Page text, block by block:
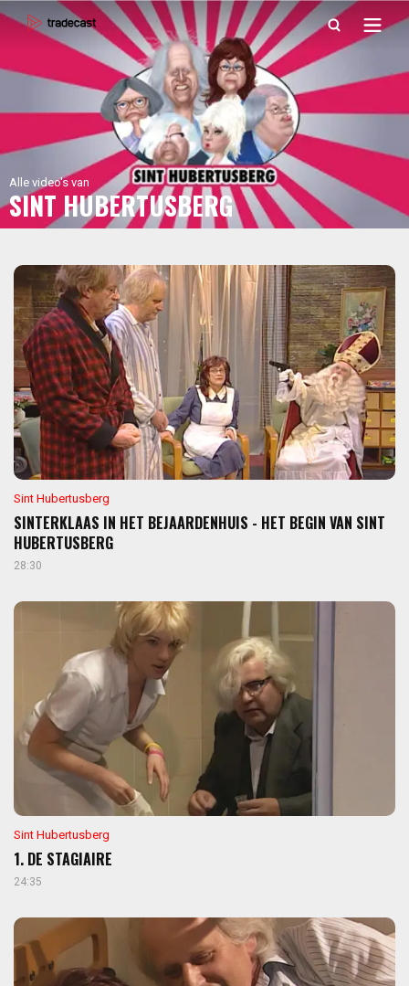
Alle video's van
SINT HUBERTUSBERG
Sint Hubertusberg
SINTERKLAAS IN HET BEJAARDENHUIS - HET BEGIN VAN SINT
HUBERTUSBERG
28:30
Sint Hubertusberg
1. DE STAGIAIRE
24:35